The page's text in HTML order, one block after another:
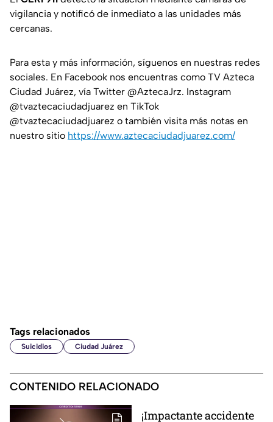
vigilancia y notificó de inmediato a las unidades más
cercanas.
Para esta y más información, síguenos en nuestras redes
sociales. En Facebook nos encuentras como TV Azteca
Ciudad Juárez, vía Twitter @AztecaJrz. Instagram
@tvaztecaciudadjuarez en TikTok
@tvaztecaciudadjuarez o también visita más notas en
nuestro sitio https://www.aztecaciudadjuarez.com/
Tags relacionados
Suicidios Ciudad Juárez
CONTENIDO RELACIONADO
¡Impactante accidente